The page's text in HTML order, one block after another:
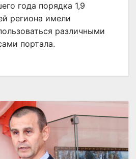
года порядка 1,9
региона имели
различными
портала.